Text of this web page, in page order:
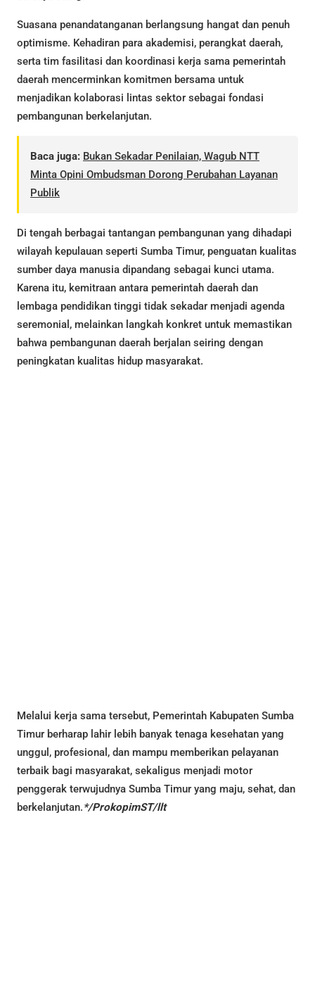
Suasana penandatanganan berlangsung hangat dan penuh
optimisme. Kehadiran para akademisi, perangkat daerah,
serta tim fasilitasi dan koordinasi kerja sama pemerintah
daerah mencerminkan komitmen bersama untuk
menjadikan kolaborasi lintas sektor sebagai fondasi
pembangunan berkelanjutan.
Baca juga: Bukan Sekadar Penilaian, Wagub NTT
Minta Opini Ombudsman Dorong Perubahan Layanan
Publik
Di tengah berbagai tantangan pembangunan yang dihadapi
wilayah kepulauan seperti Sumba Timur, penguatan kualitas
sumber daya manusia dipandang sebagai kunci utama.
Karena itu, kemitraan antara pemerintah daerah dan
lembaga pendidikan tinggi tidak sekadar menjadi agenda
seremonial, melainkan langkah konkret untuk memastikan
bahwa pembangunan daerah berjalan seiring dengan
peningkatan kualitas hidup masyarakat.
Melalui kerja sama tersebut, Pemerintah Kabupaten Sumba
Timur berharap lahir lebih banyak tenaga kesehatan yang
unggul, profesional, dan mampu memberikan pelayanan
terbaik bagi masyarakat, sekaligus menjadi motor
penggerak terwujudnya Sumba Timur yang maju, sehat, dan
berkelanjutan.*/ProkopimST/llt